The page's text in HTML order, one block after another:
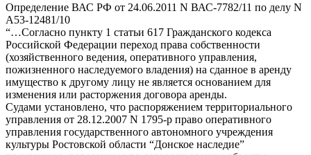
Определение ВАС РФ от 24.06.2011 N ВАС-7782/11 по делу N
А53-12481/10
“…Согласно пункту 1 статьи 617 Гражданского кодекса
Российской Федерации переход права собственности
(хозяйственного ведения, оперативного управления,
пожизненного наследуемого владения) на сданное в аренду
имущество к другому лицу не является основанием для
изменения или расторжения договора аренды.
Судами установлено, что распоряжением территориального
управления от 28.12.2007 N 1795-р право оперативного
управления государственного автономного учреждения
культуры Ростовской области “Донское наследие”